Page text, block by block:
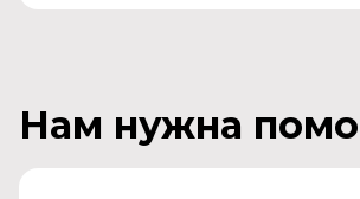
Нам нужна